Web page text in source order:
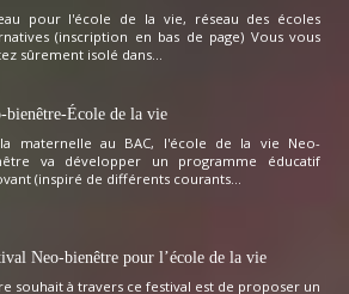
pour l'école de la vie, réseau des écoles
(inscription en bas de page) Vous vous
sûrement isolé dans...
bienêtre-École de la vie
maternelle au BAC, l'école de la vie Neo-
va développer un programme éducatif
(inspiré de différents courants...
Neo-bienêtre pour l’école de la vie
souhait à travers ce festival est de proposer un